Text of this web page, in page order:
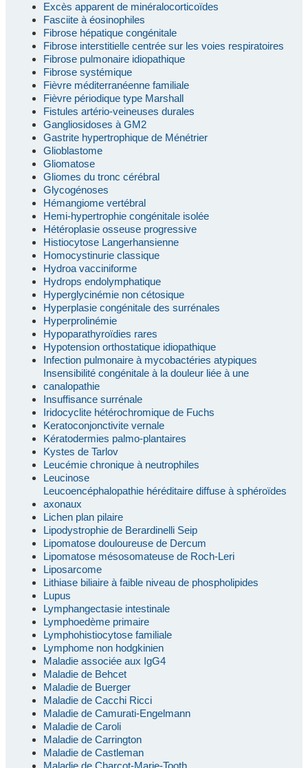
Excès apparent de minéralocorticoïdes
Fasciite à éosinophiles
Fibrose hépatique congénitale
Fibrose interstitielle centrée sur les voies respiratoires
Fibrose pulmonaire idiopathique
Fibrose systémique
Fièvre méditerranéenne familiale
Fièvre périodique type Marshall
Fistules artério-veineuses durales
Gangliosidoses à GM2
Gastrite hypertrophique de Ménétrier
Glioblastome
Gliomatose
Gliomes du tronc cérébral
Glycogénoses
Hémangiome vertébral
Hemi-hypertrophie congénitale isolée
Hétéroplasie osseuse progressive
Histiocytose Langerhansienne
Homocystinurie classique
Hydroa vacciniforme
Hydrops endolymphatique
Hyperglycinémie non cétosique
Hyperplasie congénitale des surrénales
Hyperprolinémie
Hypoparathyroïdies rares
Hypotension orthostatique idiopathique
Infection pulmonaire à mycobactéries atypiques
Insensibilité congénitale à la douleur liée à une
canalopathie
Insuffisance surrénale
Iridocyclite hétérochromique de Fuchs
Keratoconjonctivite vernale
Kératodermies palmo-plantaires
Kystes de Tarlov
Leucémie chronique à neutrophiles
Leucinose
Leucoencéphalopathie héréditaire diffuse à sphéroïdes
axonaux
Lichen plan pilaire
Lipodystrophie de Berardinelli Seip
Lipomatose douloureuse de Dercum
Lipomatose mésosomateuse de Roch-Leri
Liposarcome
Lithiase biliaire à faible niveau de phospholipides
Lupus
Lymphangectasie intestinale
Lymphoedème primaire
Lymphohistiocytose familiale
Lymphome non hodgkinien
Maladie associée aux IgG4
Maladie de Behcet
Maladie de Buerger
Maladie de Cacchi Ricci
Maladie de Camurati-Engelmann
Maladie de Caroli
Maladie de Carrington
Maladie de Castleman
Maladie de Charcot-Marie-Tooth